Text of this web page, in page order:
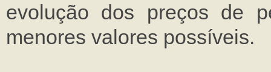
evolução dos preços de
menores valores possíveis.